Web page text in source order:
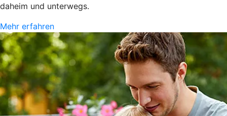
daheim und unterwegs.
Mehr erfahren